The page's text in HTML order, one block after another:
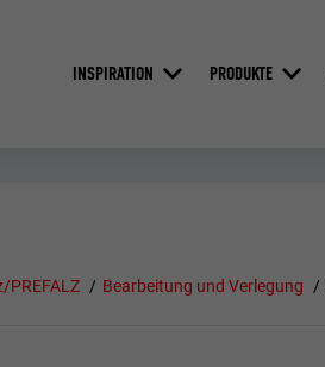
INSPIRATION PRODUKTE
PREFALZ Bearbeitung und Verlegung